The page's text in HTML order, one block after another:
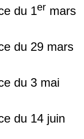
du 1er mars
du 29 mars
du 3 mai
du 14 juin